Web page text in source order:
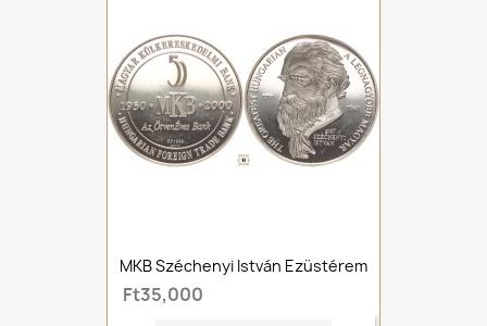
MKB Széchenyi István Ezüstérem
Ft35,000